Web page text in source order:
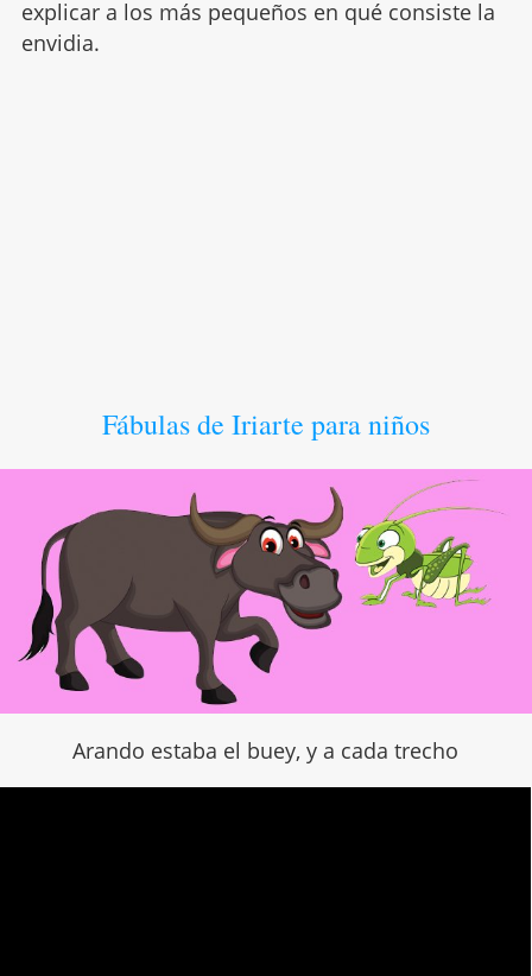
explicar a los más pequeños en qué consiste la
envidia.
Fábulas de Iriarte para niños
Arando estaba el buey, y a cada trecho